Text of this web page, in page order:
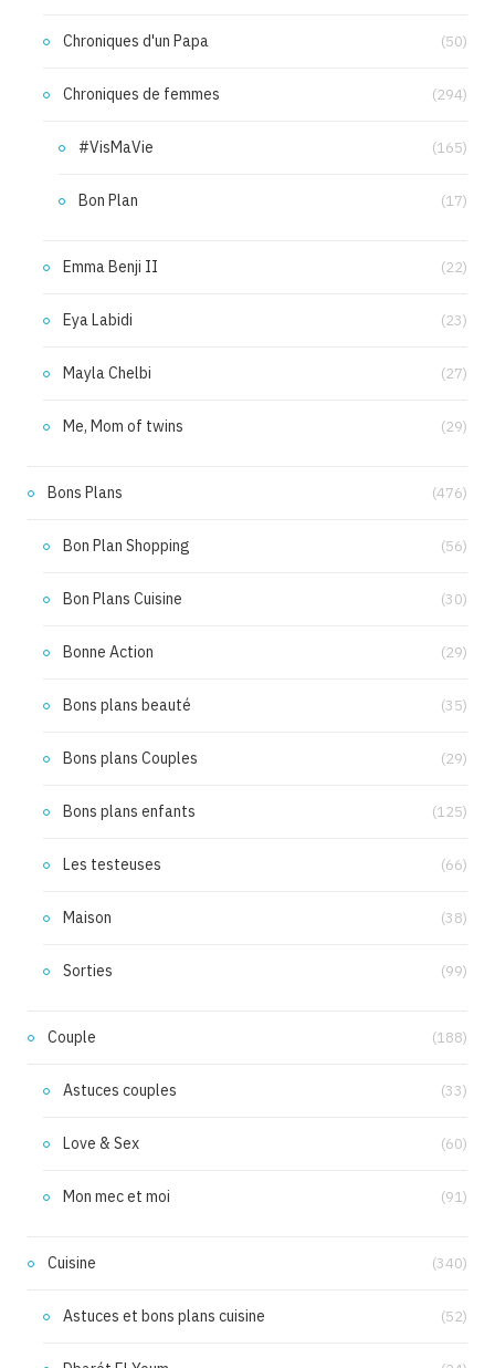
Chroniques d'un Papa (50)
Chroniques de femmes (294)
#VisMaVie (165)
Bon Plan (17)
Emma Benji II (22)
Eya Labidi (23)
Mayla Chelbi (27)
Me, Mom of twins (29)
Bons Plans (476)
Bon Plan Shopping (56)
Bon Plans Cuisine (30)
Bonne Action (29)
Bons plans beauté (35)
Bons plans Couples (29)
Bons plans enfants (125)
Les testeuses (66)
Maison (38)
Sorties (99)
Couple (188)
Astuces couples (33)
Love & Sex (60)
Mon mec et moi (91)
Cuisine (340)
Astuces et bons plans cuisine (52)